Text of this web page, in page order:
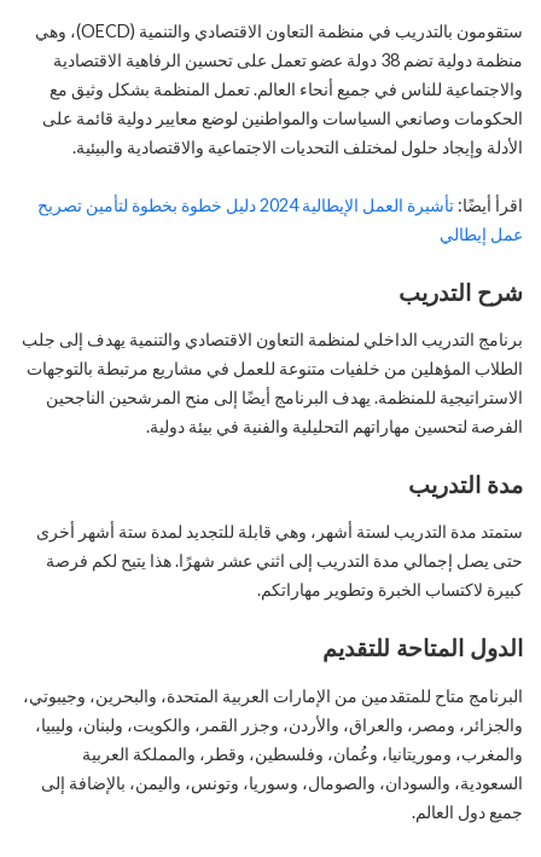
ستقومون بالتدريب في منظمة التعاون الاقتصادي والتنمية (OECD)، وهي
منظمة دولية تضم 38 دولة عضو تعمل على تحسين الرفاهية الاقتصادية
والاجتماعية للناس في جميع أنحاء العالم. تعمل المنظمة بشكل وثيق مع
الحكومات وصانعي السياسات والمواطنين لوضع معايير دولية قائمة على
الأدلة وإيجاد حلول لمختلف التحديات الاجتماعية والاقتصادية والبيئية.
اقرأ أيضًا:
تأشيرة العمل الإيطالية 2024 دليل خطوة بخطوة لتأمين تصريح
عمل إيطالي
شرح التدريب
برنامج التدريب الداخلي لمنظمة التعاون الاقتصادي والتنمية يهدف إلى جلب
الطلاب المؤهلين من خلفيات متنوعة للعمل في مشاريع مرتبطة بالتوجهات
الاستراتيجية للمنظمة. يهدف البرنامج أيضًا إلى منح المرشحين الناجحين
الفرصة لتحسين مهاراتهم التحليلية والفنية في بيئة دولية.
مدة التدريب
ستمتد مدة التدريب لستة أشهر، وهي قابلة للتجديد لمدة ستة أشهر أخرى
حتى يصل إجمالي مدة التدريب إلى اثني عشر شهرًا. هذا يتيح لكم فرصة
كبيرة لاكتساب الخبرة وتطوير مهاراتكم.
الدول المتاحة للتقديم
البرنامج متاح للمتقدمين من الإمارات العربية المتحدة، والبحرين، وجيبوتي،
والجزائر، ومصر، والعراق، والأردن، وجزر القمر، والكويت، ولبنان، وليبيا،
والمغرب، وموريتانيا، وعُمان، وفلسطين، وقطر، والمملكة العربية
السعودية، والسودان، والصومال، وسوريا، وتونس، واليمن، بالإضافة إلى
جميع دول العالم.